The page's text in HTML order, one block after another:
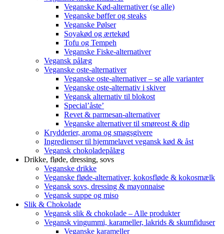
Veganske Kød-alternativer (se alle)
Veganske bøffer og steaks
Veganske Pølser
Soyakød og ærtekød
Tofu og Tempeh
Veganske Fiske-alternativer
Vegansk pålæg
Veganske oste-alternativer
Veganske oste-alternativer – se alle varianter
Veganske oste-alternativ i skiver
Vegansk alternativ til blokost
Special’åste’
Revet & parmesan-alternativer
Veganske alternativer til smøreost & dip
Krydderier, aroma og smagsgivere
Ingredienser til hjemmelavet vegansk kød & åst
Vegansk chokoladepålæg
Drikke, fløde, dressing, sovs
Veganske drikke
Veganske fløde-alternativer, kokosfløde & kokosmælk
Vegansk sovs, dressing & mayonnaise
Vegansk suppe og miso
Slik & Chokolade
Vegansk slik & chokolade – Alle produkter
Vegansk vingummi, karameller, lakrids & skumfiduser
Veganske karameller